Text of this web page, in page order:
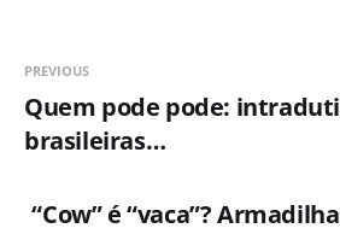
PREVIOUS
Quem pode pode:
brasileiras…
“Cow” é “vaca”?